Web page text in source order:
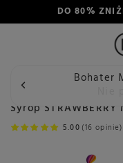
DO 80%
Bohater
Wstecz Konesso
Syrop
5.00 (16 opinie)